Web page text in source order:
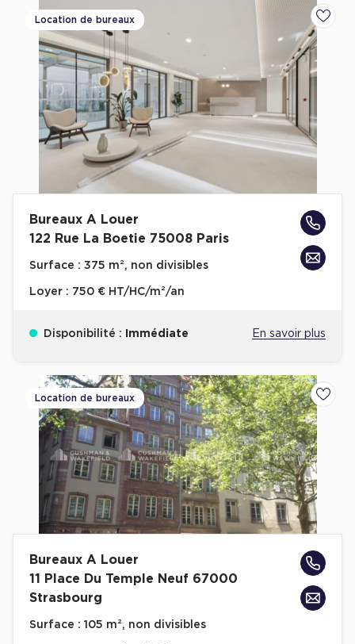
Location de bureaux
Bureaux A Louer
122 Rue La Boetie 75008 Paris
Surface : 375 m², non divisibles
Loyer : 750 € HT/HC/m²/an
Disponibilité : Immédiate En savoir plus
Location de bureaux
Bureaux A Louer
11 Place Du Temple Neuf 67000
Strasbourg
Surface : 105 m², non divisibles